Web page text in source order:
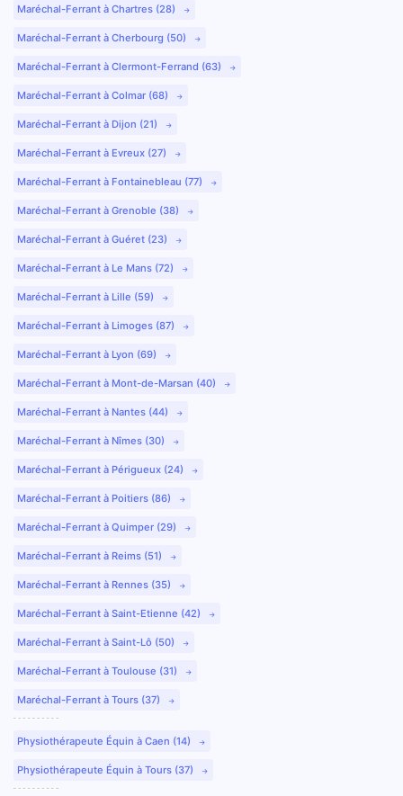
Maréchal-Ferrant à Chartres (28)
Maréchal-Ferrant à Cherbourg (50)
Maréchal-Ferrant à Clermont-Ferrand (63)
Maréchal-Ferrant à Colmar (68)
Maréchal-Ferrant à Dijon (21)
Maréchal-Ferrant à Evreux (27)
Maréchal-Ferrant à Fontainebleau (77)
Maréchal-Ferrant à Grenoble (38)
Maréchal-Ferrant à Guéret (23)
Maréchal-Ferrant à Le Mans (72)
Maréchal-Ferrant à Lille (59)
Maréchal-Ferrant à Limoges (87)
Maréchal-Ferrant à Lyon (69)
Maréchal-Ferrant à Mont-de-Marsan (40)
Maréchal-Ferrant à Nantes (44)
Maréchal-Ferrant à Nîmes (30)
Maréchal-Ferrant à Périgueux (24)
Maréchal-Ferrant à Poitiers (86)
Maréchal-Ferrant à Quimper (29)
Maréchal-Ferrant à Reims (51)
Maréchal-Ferrant à Rennes (35)
Maréchal-Ferrant à Saint-Etienne (42)
Maréchal-Ferrant à Saint-Lô (50)
Maréchal-Ferrant à Toulouse (31)
Maréchal-Ferrant à Tours (37)
Physiothérapeute Équin à Caen (14)
Physiothérapeute Équin à Tours (37)